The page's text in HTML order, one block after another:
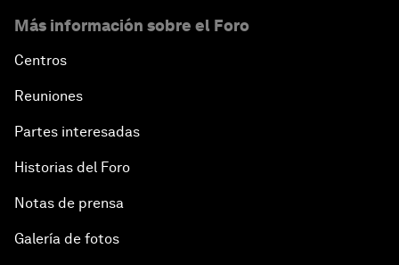
Más información sobre el Foro
Centros
Reuniones
Partes interesadas
Historias del Foro
Notas de prensa
Galería de fotos